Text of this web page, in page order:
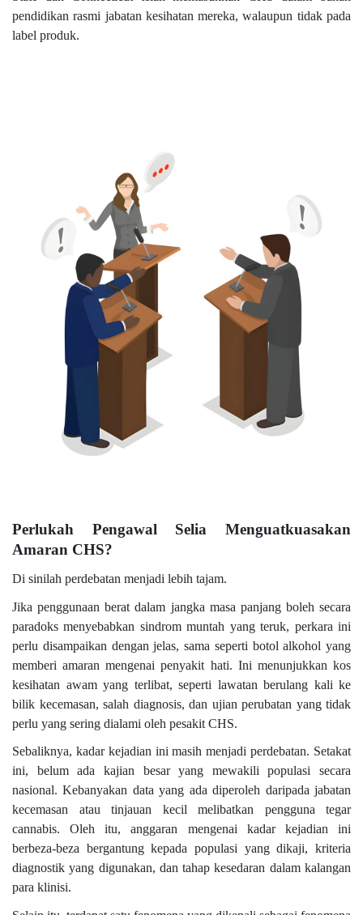
pendidikan rasmi jabatan kesihatan mereka, walaupun tidak pada
label produk.
Perlukah Pengawal Selia Menguatkuasakan
Amaran CHS?
Di sinilah perdebatan menjadi lebih tajam.
Jika penggunaan berat dalam jangka masa panjang boleh secara
paradoks menyebabkan sindrom muntah yang teruk, perkara ini
perlu disampaikan dengan jelas, sama seperti botol alkohol yang
memberi amaran mengenai penyakit hati. Ini menunjukkan kos
kesihatan awam yang terlibat, seperti lawatan berulang kali ke
bilik kecemasan, salah diagnosis, dan ujian perubatan yang tidak
perlu yang sering dialami oleh pesakit CHS.
Sebaliknya, kadar kejadian ini masih menjadi perdebatan. Setakat
ini, belum ada kajian besar yang mewakili populasi secara
nasional. Kebanyakan data yang ada diperoleh daripada jabatan
kecemasan atau tinjauan kecil melibatkan pengguna tegar
cannabis. Oleh itu, anggaran mengenai kadar kejadian ini
berbeza-beza bergantung kepada populasi yang dikaji, kriteria
diagnostik yang digunakan, dan tahap kesedaran dalam kalangan
para klinisi.